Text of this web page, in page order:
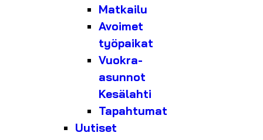
Matkailu
Avoimet
työpaikat
Vuokra-
asunnot
Kesälahti
Tapahtumat
Uutiset